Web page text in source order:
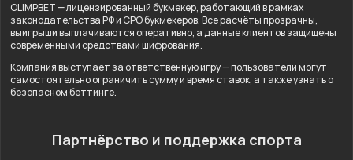
OLIMPBET — лицензированный букмекер, работающий в рамках
законодательства РФ и СРО букмекеров. Все расчёты прозрачны,
выигрыши выплачиваются оперативно, а данные клиентов защищены
современными средствами шифрования.
Компания выступает за ответственную игру — пользователи могут
самостоятельно ограничить сумму и время ставок, а также узнать о
безопасном беттинге.
Партнёрство и поддержка спорта